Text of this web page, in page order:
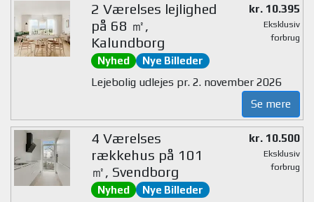
2 Værelses lejlighed
på 68 ㎡,
Kalundborg
Nyhed Nye Billeder
kr. 10.395
Eksklusiv
forbrug
Lejebolig udlejes pr. 2. november 2026
Se mere
4 Værelses
rækkehus på 101
㎡, Svendborg
Nyhed Nye Billeder
kr. 10.500
Eksklusiv
forbrug